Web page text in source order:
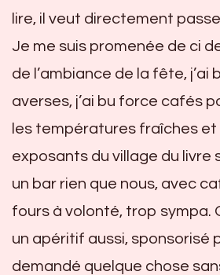
lire, il veut directement
Je me suis promenée de ci
de l’ambiance de la fête, j’ai
averses, j’ai bu force cafés
les températures fraîches et
exposants du village du livre
un bar rien que nous, avec
fours à volonté, trop sympa.
un apéritif aussi, sponsorisé
demandé quelque chose